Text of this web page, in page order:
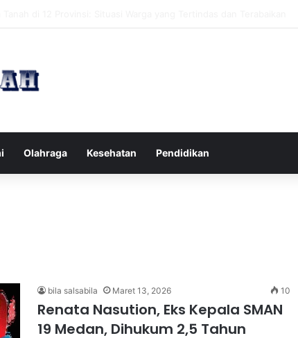
Olahraga Kesehatan Pendidikan
bila salsabila Maret 13, 2026 10
Renata Nasution, Eks Kepala SMAN
19 Medan, Dihukum 2,5 Tahun